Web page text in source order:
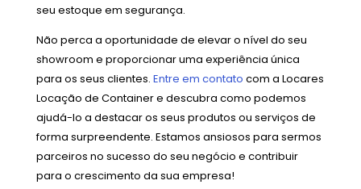
seu estoque em segurança.
Não perca a oportunidade de elevar o nível do seu
showroom e proporcionar uma experiência única
para os seus clientes. Entre em contato com a Locares
Locação de Container e descubra como podemos
ajudá-lo a destacar os seus produtos ou serviços de
forma surpreendente. Estamos ansiosos para sermos
parceiros no sucesso do seu negócio e contribuir
para o crescimento da sua empresa!